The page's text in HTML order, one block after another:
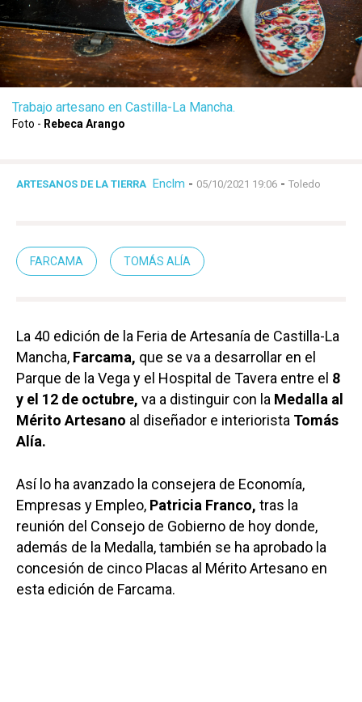
Trabajo artesano en Castilla-La Mancha.
Foto - Rebeca Arango
ARTESANOS DE LA TIERRA Enclm - 05/10/2021 19:06 - Toledo
FARCAMA TOMÁS ALÍA
La 40 edición de la Feria de Artesanía de Castilla-La
Mancha, Farcama, que se va a desarrollar en el
Parque de la Vega y el Hospital de Tavera entre el 8
y el 12 de octubre, va a distinguir con la Medalla al
Mérito Artesano al diseñador e interiorista Tomás
Alía.
Así lo ha avanzado la consejera de Economía,
Empresas y Empleo, Patricia Franco, tras la
reunión del Consejo de Gobierno de hoy donde,
además de la Medalla, también se ha aprobado la
concesión de cinco Placas al Mérito Artesano en
esta edición de Farcama.